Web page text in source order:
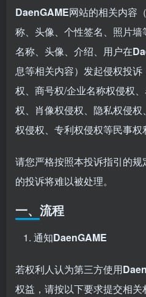
DaenGAME网站的相关内容
称、头像、个性签名、照片
名称、头像、介绍、用户在
息等相关内容）发起侵权投
权、商号权/企业名称权侵权
权、肖像权侵权、隐私权侵
权侵权、专利权侵权等民事权
请您严格按照本投诉指引的
的投诉将难以被处理。
一、流程
通知DaenGAME
若权利人认为第三方使用
权益，请按以下要求提交相